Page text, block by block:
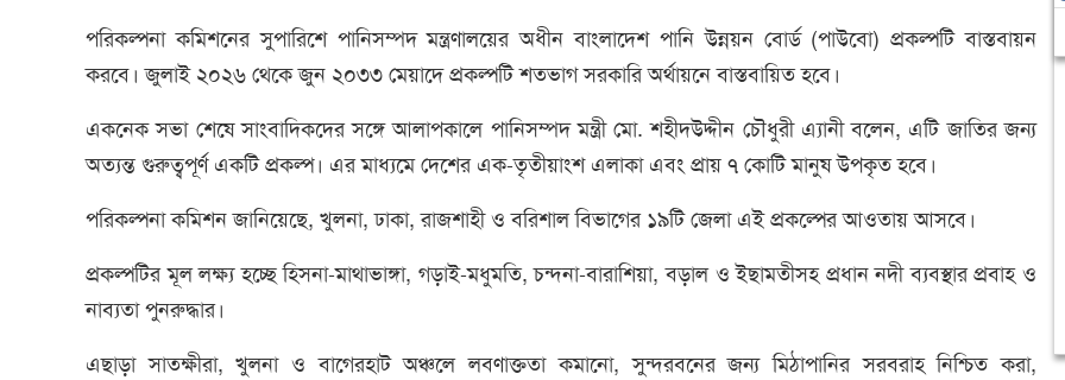
পরিকল্পনা কমিশনের সুপারিশে পানিসম্পদ মন্ত্রণালয়ের অধীন বাংলাদেশ পানি উন্নয়ন বোর্ড (পাউবো) প্রকল্পটি বাস্তবায়ন
করবে। জুলাই ২০২৬ থেকে জুন ২০৩৩ মেয়াদে প্রকল্পটি শতভাগ সরকারি অর্থায়নে বাস্তবায়িত হবে।
একনেক সভা শেষে সাংবাদিকদের সঙ্গে আলাপকালে পানিসম্পদ মন্ত্রী মো. শহীদউদ্দীন চৌধুরী এ্যানী বলেন, এটি জাতির জন্য
অত্যন্ত গুরুত্বপূর্ণ একটি প্রকল্প। এর মাধ্যমে দেশের এক-তৃতীয়াংশ এলাকা এবং প্রায় ৭ কোটি মানুষ উপকৃত হবে।
পরিকল্পনা কমিশন জানিয়েছে, খুলনা, ঢাকা, রাজশাহী ও বরিশাল বিভাগের ১৯টি জেলা এই প্রকল্পের আওতায় আসবে।
প্রকল্পটির মূল লক্ষ্য হচ্ছে হিসনা-মাথাভাঙ্গা, গড়াই-মধুমতি, চন্দনা-বারাশিয়া, বড়াল ও ইছামতীসহ প্রধান নদী ব্যবস্থার প্রবাহ ও
নাব্যতা পুনরুদ্ধার।
এছাড়া সাতক্ষীরা, খুলনা ও বাগেরহাট অঞ্চলে লবণাক্ততা কমানো, সুন্দরবনের জন্য মিঠাপানির সরবরাহ নিশ্চিত করা,